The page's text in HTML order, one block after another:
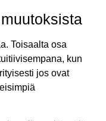
Toisaalta osa
kun
jos ovat